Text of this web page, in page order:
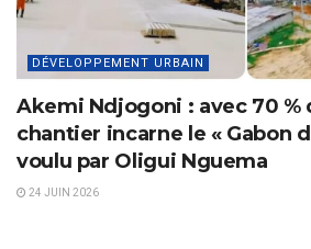
DÉVELOPPEMENT URBAIN
Akemi Ndjogoni : avec 70 %
chantier incarne le « Gabon
voulu par Oligui Nguema
24 JUIN 2026